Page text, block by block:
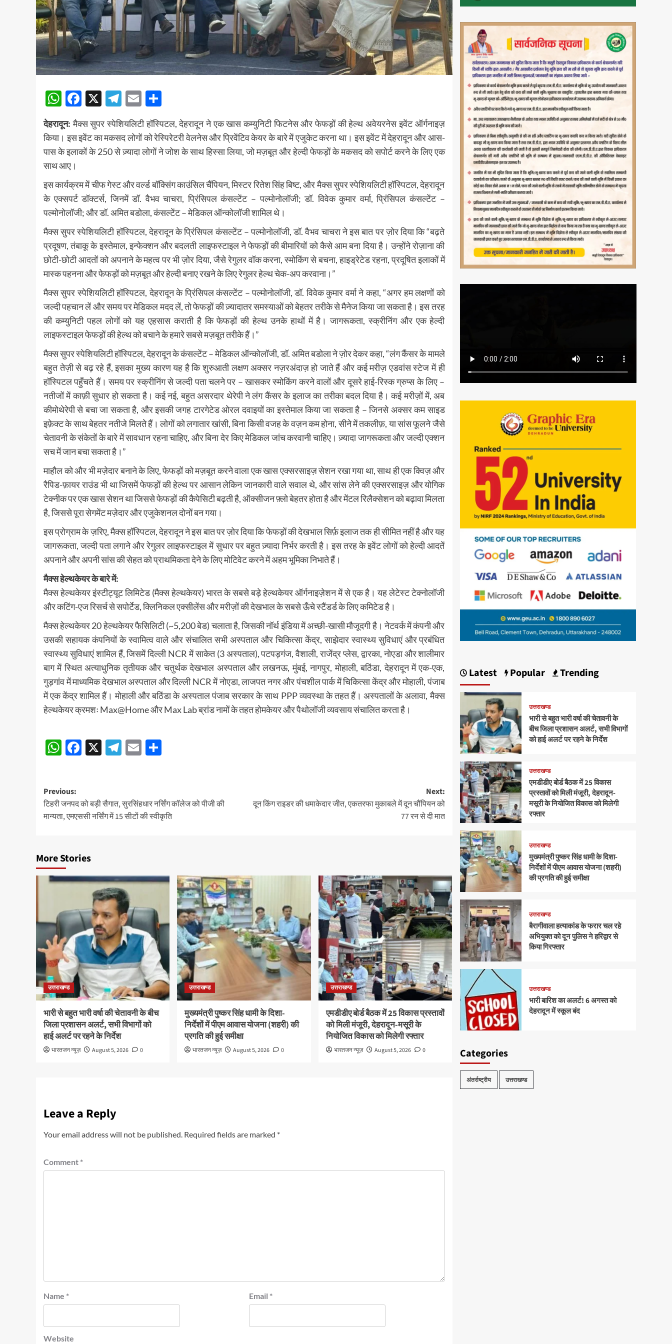
WhatsApp
Facebook
X Telegram
Email
देहरादून:मैक्स सुपर स्पेशियलिटी हॉस्पिटल, देहरादून ने एक खास कम्युनिटी फिटनेस और फेफड़ों की हेल्थ अवेयरनेस इवेंट ऑर्गनाइज़
किया। इस इवेंट का मकसद लोगों को रेस्पिरेटरी वेलनेस और प्रिवेंटिव केयर के बारे में एजुकेट करना था। इस इवेंट में देहरादून और आस-
पास के इलाकों के 250 से ज़्यादा लोगों ने जोश के साथ हिस्सा लिया, जो मज़बूत और हेल्दी फेफड़ों के मकसद को सपोर्ट करने के लिए एक
साथ आए।
इस कार्यक्रम में चीफ गेस्ट और वर्ल्ड बॉक्सिंग काउंसिल चैंपियन, मिस्टर रितेश सिंह बिष्ट, और मैक्स सुपर स्पेशियलिटी हॉस्पिटल, देहरादून
के एक्सपर्ट डॉक्टर्स, जिनमें डॉ. वैभव चाचरा, प्रिंसिपल कंसल्टेंट – पल्मोनोलॉजी; डॉ. विवेक कुमार वर्मा, प्रिंसिपल कंसल्टेंट –
पल्मोनोलॉजी; और डॉ. अमित बडोला, कंसल्टेंट – मेडिकल ऑन्कोलॉजी शामिल थे।
मैक्स सुपर स्पेशियलिटी हॉस्पिटल, देहरादून के प्रिंसिपल कंसल्टेंट – पल्मोनोलॉजी, डॉ. वैभव चाचरा ने इस बात पर ज़ोर दिया कि “बढ़ते
प्रदूषण, तंबाकू के इस्तेमाल, इन्फेक्शन और बदलती लाइफस्टाइल ने फेफड़ों की बीमारियों को कैसे आम बना दिया है। उन्होंने रोज़ाना की
छोटी-छोटी आदतों को अपनाने के महत्व पर भी ज़ोर दिया, जैसे रेगुलर वॉक करना, स्मोकिंग से बचना, हाइड्रेटेड रहना, प्रदूषित इलाकों में
मास्क पहनना और फेफड़ों को मज़बूत और हेल्दी बनाए रखने के लिए रेगुलर हेल्थ चेक-अप करवाना।”
मैक्स सुपर स्पेशियलिटी हॉस्पिटल, देहरादून के प्रिंसिपल कंसल्टेंट – पल्मोनोलॉजी, डॉ. विवेक कुमार वर्मा ने कहा, “अगर हम लक्षणों को
जल्दी पहचान लें और समय पर मेडिकल मदद लें, तो फेफड़ों की ज़्यादातर समस्याओं को बेहतर तरीके से मैनेज किया जा सकता है। इस तरह
की कम्युनिटी पहल लोगों को यह एहसास कराती है कि फेफड़ों की हेल्थ उनके हाथों में है। जागरूकता, स्क्रीनिंग और एक हेल्दी
लाइफस्टाइल फेफड़ों की हेल्थ को बचाने के हमारे सबसे मज़बूत तरीके हैं।”
मैक्स सुपर स्पेशियलिटी हॉस्पिटल, देहरादून के कंसल्टेंट – मेडिकल ऑन्कोलॉजी, डॉ. अमित बडोला ने ज़ोर देकर कहा, “लंग कैंसर के मामले
बहुत तेज़ी से बढ़ रहे हैं, इसका मुख्य कारण यह है कि शुरुआती लक्षण अक्सर नज़रअंदाज़ हो जाते हैं और कई मरीज़ एडवांस स्टेज में ही
हॉस्पिटल पहुँचते हैं। समय पर स्क्रीनिंग से जल्दी पता चलने पर – खासकर स्मोकिंग करने वालों और दूसरे हाई-रिस्क ग्रुप्स के लिए –
नतीजों में काफ़ी सुधार हो सकता है। कई नई, बहुत असरदार थेरेपी ने लंग कैंसर के इलाज का तरीका बदल दिया है। कई मरीज़ों में, अब
कीमोथेरेपी से बचा जा सकता है, और इसकी जगह टारगेटेड ओरल दवाइयों का इस्तेमाल किया जा सकता है – जिनसे अक्सर कम साइड
इफ़ेक्ट के साथ बेहतर नतीजे मिलते हैं। लोगों को लगातार खांसी, बिना किसी वजह के वज़न कम होना, सीने में तकलीफ़, या सांस फूलने जैसे
चेतावनी के संकेतों के बारे में सावधान रहना चाहिए, और बिना देर किए मेडिकल जांच करवानी चाहिए। ज़्यादा जागरूकता और जल्दी एक्शन
सच में जान बचा सकता है।”
माहौल को और भी मज़ेदार बनाने के लिए, फेफड़ों को मज़बूत करने वाला एक खास एक्सरसाइज़ सेशन रखा गया था, साथ ही एक क्विज़ और
रैपिड-फ़ायर राउंड भी था जिसमें फेफड़ों की हेल्थ पर आसान लेकिन जानकारी वाले सवाल थे, और सांस लेने की एक्सरसाइज़ और योगिक
टेक्नीक पर एक खास सेशन था जिससे फेफड़ों की कैपेसिटी बढ़ती है, ऑक्सीजन फ़्लो बेहतर होता है और मेंटल रिलैक्सेशन को बढ़ावा मिलता
है, जिससे पूरा सेगमेंट मज़ेदार और एजुकेशनल दोनों बन गया।
इस प्रोग्राम के ज़रिए, मैक्स हॉस्पिटल, देहरादून ने इस बात पर ज़ोर दिया कि फेफड़ों की देखभाल सिर्फ़ इलाज तक ही सीमित नहीं है और यह
जागरूकता, जल्दी पता लगाने और रेगुलर लाइफस्टाइल में सुधार पर बहुत ज़्यादा निर्भर करती है। इस तरह के इवेंट लोगों को हेल्दी आदतें
अपनाने और अपनी सांस की सेहत को प्राथमिकता देने के लिए मोटिवेट करने में अहम भूमिका निभाते हैं।
मैक्स हेल्थकेयर के बारे में:
मैक्स हेल्थकेयर इंस्टीट्यूट लिमिटेड (मैक्स हेल्थकेयर) भारत के सबसे बड़े हेल्थकेयर ऑर्गनाइज़ेशन में से एक है। यह लेटेस्ट टेक्नोलॉजी
और कटिंग-एज रिसर्च से सपोर्टेड, क्लिनिकल एक्सीलेंस और मरीज़ों की देखभाल के सबसे ऊँचे स्टैंडर्ड के लिए कमिटेड है।
मैक्स हेल्थकेयर 20 हेल्थकेयर फैसिलिटी (~5,200 बेड) चलाता है, जिसकी नॉर्थ इंडिया में अच्छी-खासी मौजूदगी है। नेटवर्क में कंपनी और
उसकी सहायक कंपनियों के स्वामित्व वाले और संचालित सभी अस्पताल और चिकित्सा केंद्र, साझेदार स्वास्थ्य सुविधाएं और प्रबंधित
स्वास्थ्य सुविधाएं शामिल हैं, जिसमें दिल्ली NCR में साकेत (3 अस्पताल), पटपड़गंज, वैशाली, राजेंद्र प्लेस, द्वारका, नोएडा और शालीमार
बाग में स्थित अत्याधुनिक तृतीयक और चतुर्थक देखभाल अस्पताल और लखनऊ, मुंबई, नागपुर, मोहाली, बठिंडा, देहरादून में एक-एक,
गुड़गांव में माध्यमिक देखभाल अस्पताल और दिल्ली NCR में नोएडा, लाजपत नगर और पंचशील पार्क में चिकित्सा केंद्र और मोहाली, पंजाब
में एक केंद्र शामिल हैं। मोहाली और बठिंडा के अस्पताल पंजाब सरकार के साथ PPP व्यवस्था के तहत हैं। अस्पतालों के अलावा, मैक्स
हेल्थकेयर क्रमशः Max@Home और Max Lab ब्रांड नामों के तहत होमकेयर और पैथोलॉजी व्यवसाय संचालित करता है।
Post
navigation
WhatsApp
Facebook
X Telegram
Email
Post
navigation
Previous:
टिहरी जनपद को बड़ी सैगात, सुरसिंहधार नर्सिंग कॉलेज को पीजी की
मान्यता, एमएससी नर्सिंग में 15 सीटों की स्वीकृति
Next:
दून किंग राइडर की धमाकेदार जीत, एकतरफा मुकाबले में दून चौंपियन को
77 रन से दी मात
More Stories
उत्तराखण्ड
भारी से बहुत भारी वर्षा की चेतावनी के बीच
जिला प्रशासन अलर्ट, सभी विभागों को
हाई अलर्ट पर रहने के निर्देश
भारतजन न्यूज़ August 5, 2026 0
उत्तराखण्ड
मुख्यमंत्री पुष्कर सिंह धामी के दिशा-
निर्देशों में पीएम आवास योजना (शहरी) की
प्रगति की हुई समीक्षा
भारतजन न्यूज़ August 5, 2026 0
उत्तराखण्ड
एमडीडीए बोर्ड बैठक में 25 विकास प्रस्तावों
को मिली मंजूरी, देहरादून-मसूरी के
नियोजित विकास को मिलेगी रफ्तार
भारतजन न्यूज़ August 5, 2026 0
Leave a Reply
Your email address will not be published. Required fields are marked *
Comment *
Name * Email *
Website
Latest Popular Trending
उत्तराखण्ड
भारी से बहुत भारी वर्षा की चेतावनी के
बीच जिला प्रशासन अलर्ट, सभी विभागों
को हाई अलर्ट पर रहने के निर्देश
उत्तराखण्ड
एमडीडीए बोर्ड बैठक में 25 विकास
प्रस्तावों को मिली मंजूरी, देहरादून-
मसूरी के नियोजित विकास को मिलेगी
रफ्तार
उत्तराखण्ड
मुख्यमंत्री पुष्कर सिंह धामी के दिशा-
निर्देशों में पीएम आवास योजना (शहरी)
की प्रगति की हुई समीक्षा
उत्तराखण्ड
बैरागीवाला हत्याकांड के फरार चल रहे
अभियुक्त को दून पुलिस ने हरिद्वार से
किया गिरफ्तार
उत्तराखण्ड
भारी बारिश का अलर्ट! 6 अगस्त को
देहरादून में स्कूल बंद
Categories
अंतर्राष्ट्रीय उत्तराखण्ड